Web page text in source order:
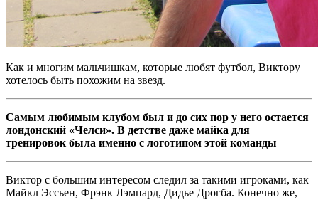
Как и многим мальчишкам, которые любят футбол, Виктору
хотелось быть похожим на звезд.
Cамым любимым клубом был и до сих пор у него остается
лондонский «Челси». В детстве даже майка для
тренировок была именно с логотипом этой команды
Виктор с большим интересом следил за такими игроками, как
Майкл Эссьен, Фрэнк Лэмпард, Дидье Дрогба. Конечно же,